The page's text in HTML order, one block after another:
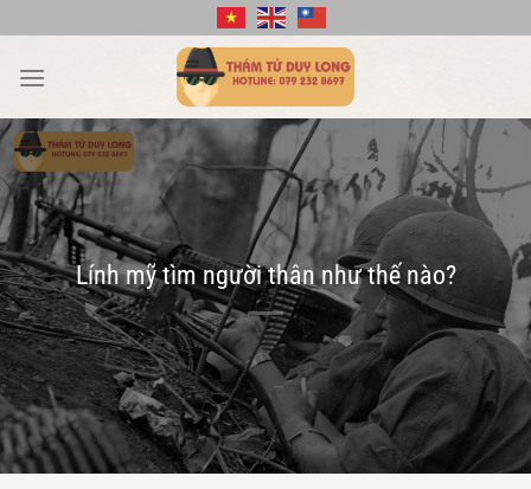
qua
nội
Lính mỹ tìm người thân như thế nào?